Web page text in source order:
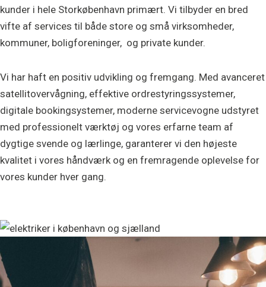
kunder i hele Storkøbenhavn primært. Vi tilbyder en bred
vifte af services til både store og små virksomheder,
kommuner, boligforeninger, og private kunder.
Vi har haft en positiv udvikling og fremgang. Med avanceret
satellitovervågning, effektive ordrestyringssystemer,
digitale bookingsystemer, moderne servicevogne udstyret
med professionelt værktøj og vores erfarne team af
dygtige svende og lærlinge, garanterer vi den højeste
kvalitet i vores håndværk og en fremragende oplevelse for
vores kunder hver gang.